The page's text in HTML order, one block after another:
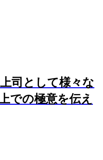
司として様々な
での極意を伝え